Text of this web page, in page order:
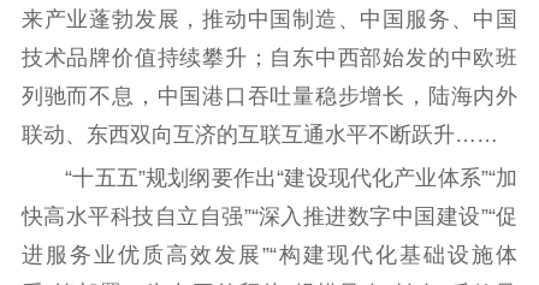
来产业蓬勃发展，推动中国制造、中国服务、中国
技术品牌价值持续攀升；自东中西部始发的中欧班
列驰而不息，中国港口吞吐量稳步增长，陆海内外
联动、东西双向互济的互联互通水平不断跃升……
“十五五”规划纲要作出“建设现代化产业体系”“加
快高水平科技自立自强”“深入推进数字中国建设”“促
进服务业优质高效发展”“构建现代化基础设施体